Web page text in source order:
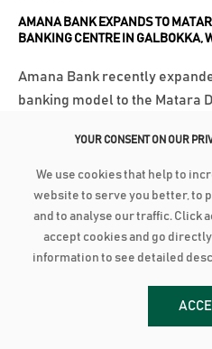
AMANA BANK EXPANDS TO
BANKING CENTRE IN GALBOKKA,
Amana Bank recently
banking model to the Matara
marking another milestone in
providing accessible and
across Sri Lanka. The Self-
YOUR CONSENT ON OUR
We use cookies that help to
website to serve you better, to
and to analyse our traffic. Click
accept cookies and go
information to see detailed